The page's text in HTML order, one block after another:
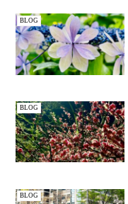
BLOG
BLOG
BLOG